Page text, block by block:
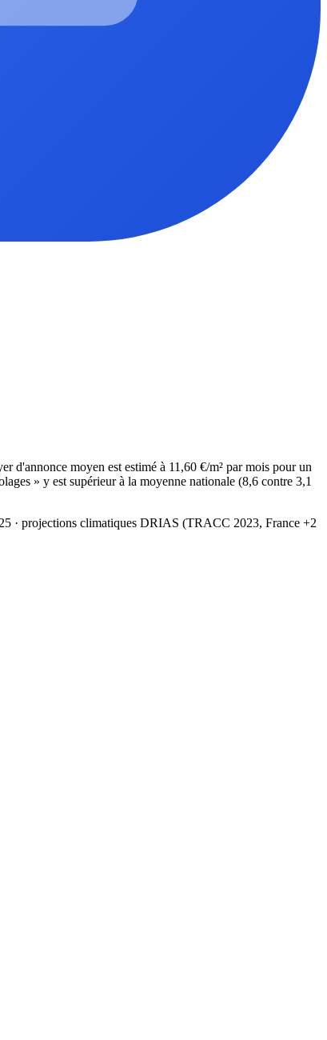
d'annonce moyen est estimé à 11,60 €/m² par mois pour un
» y est supérieur à la moyenne nationale (8,6 contre 3,1
· projections climatiques DRIAS (TRACC 2023, France +2